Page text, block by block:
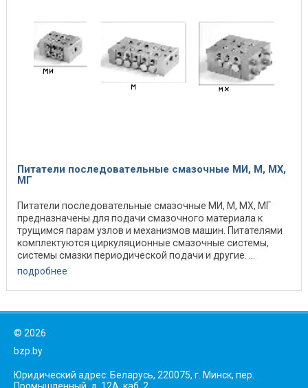
Питатели последовательные смазочные МИ, М, МХ,
МГ
Питатели последовательные смазочные МИ, М, МХ, МГ
предназначены для подачи смазочного материала к
трущимся парам узлов и механизмов машин. Питателями
комплектуются циркуляционные смазочные системы,
системы смазки периодической подачи и другие. ...
подробнее
© 2026
bzp.by
Юридический адрес: Беларусь, 220075, г. Минск, пер.